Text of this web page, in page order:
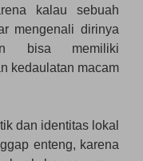
kalau sebuah
mengenali dirinya
bisa memiliki
kedaulatan macam
dan identitas lokal
enteng, karena